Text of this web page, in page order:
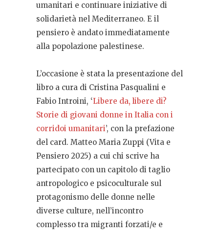
umanitari e continuare iniziative di
solidarietà nel Mediterraneo. E il
pensiero è andato immediatamente
alla popolazione palestinese.
L’occasione è stata la presentazione del
libro a cura di Cristina Pasqualini e
Fabio Introini, ‘Libere da, libere di?
Storie di giovani donne in Italia con i
corridoi umanitari’, con la prefazione
del card. Matteo Maria Zuppi (Vita e
Pensiero 2025) a cui chi scrive ha
partecipato con un capitolo di taglio
antropologico e psicoculturale sul
protagonismo delle donne nelle
diverse culture, nell’incontro
complesso tra migranti forzati/e e